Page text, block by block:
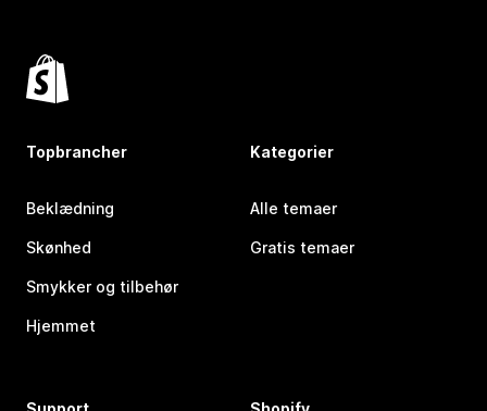
Topbrancher
Beklædning
Skønhed
Smykker og tilbehør
Hjemmet
Kategorier
Alle temaer
Gratis temaer